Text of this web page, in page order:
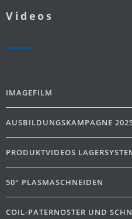
Videos
IMAGEFILM
AUSBILDUNGSKAMPAGNE
PRODUKTVIDEOS
50° PLASMASCHNEIDEN
COIL-PATERNOSTER UND